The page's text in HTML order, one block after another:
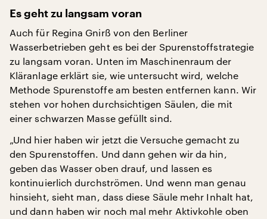
Es geht zu langsam voran
Auch für Regina Gnirß von den Berliner
Wasserbetrieben geht es bei der Spurenstoffstrategie
zu langsam voran. Unten im Maschinenraum der
Kläranlage erklärt sie, wie untersucht wird, welche
Methode Spurenstoffe am besten entfernen kann. Wir
stehen vor hohen durchsichtigen Säulen, die mit
einer schwarzen Masse gefüllt sind.
„Und hier haben wir jetzt die Versuche gemacht zu
den Spurenstoffen. Und dann gehen wir da hin,
geben das Wasser oben drauf, und lassen es
kontinuierlich durchströmen. Und wenn man genau
hinsieht, sieht man, dass diese Säule mehr Inhalt hat,
und dann haben wir noch mal mehr Aktivkohle oben